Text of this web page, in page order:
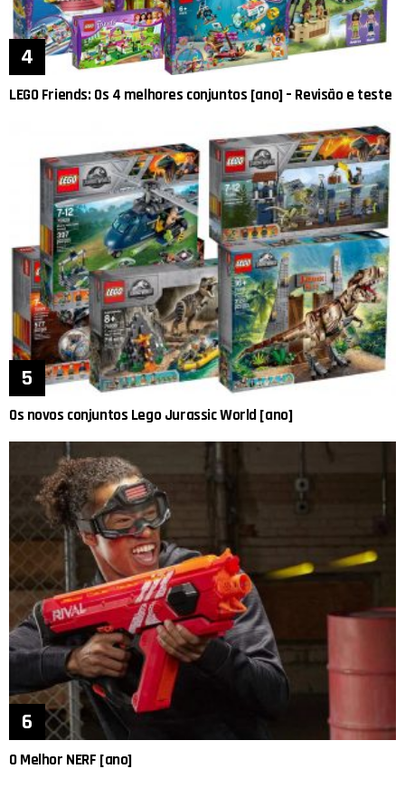
LEGO Friends: Os 4 melhores conjuntos [ano] – Revisão e teste
Os novos conjuntos Lego Jurassic World [ano]
O Melhor NERF [ano]